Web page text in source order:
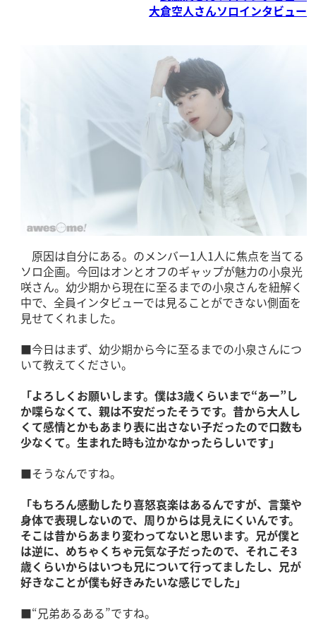
大倉空人さんソロインタビュー
原因は自分にある。のメンバー1人1人に焦点を当てる
ソロ企画。今回はオンとオフのギャップが魅力の小泉光
咲さん。幼少期から現在に至るまでの小泉さんを紐解く
中で、全員インタビューでは見ることができない側面を
見せてくれました。
■今日はまず、幼少期から今に至るまでの小泉さんにつ
いて教えてください。
「よろしくお願いします。僕は3歳くらいまで“あー”し
か喋らなくて、親は不安だったそうです。昔から大人し
くて感情とかもあまり表に出さない子だったので口数も
少なくて。生まれた時も泣かなかったらしいです」
■そうなんですね。
「もちろん感動したり喜怒哀楽はあるんですが、言葉や
身体で表現しないので、周りからは見えにくいんです。
そこは昔からあまり変わってないと思います。兄が僕と
は逆に、めちゃくちゃ元気な子だったので、それこそ3
歳くらいからはいつも兄について行ってましたし、兄が
好きなことが僕も好きみたいな感じでした」
■“兄弟あるある”ですね。